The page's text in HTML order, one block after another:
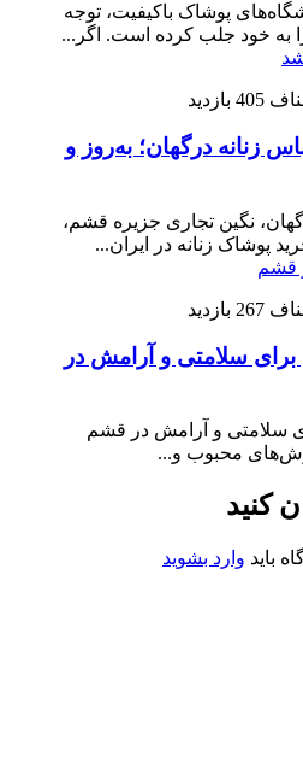
پوشاک باکیفیت، توجه
به خود جلب کرده است. اگر...
405 بازدید
زنانه درگهان؛ به‌روز و
نگین تجاری جزیره قشم،
پوشاک زنانه در ایران...
267 بازدید
سلامتی و آرامش در
سلامتی و آرامش در قشم
محبوب و...
کنید
باید وارد بشوید